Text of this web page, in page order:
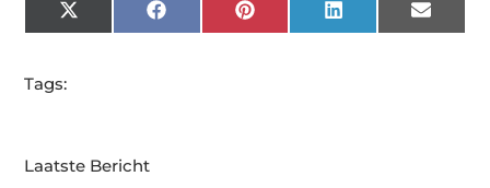
X
(Twitter)
FacebookPinterest LinkedIn Email
Tags:
Laatste Bericht